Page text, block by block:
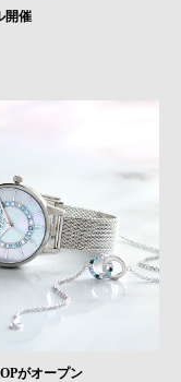
開催
がオープン